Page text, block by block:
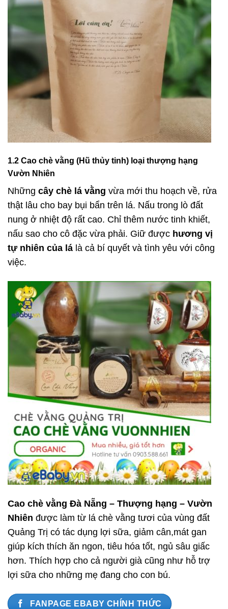
1.2 Cao chè vằng (Hũ thủy tinh) loại thượng hạng
Vườn Nhiên
Những cây chè lá vằng vừa mới thu hoạch về, rửa
thật lâu cho bay bụi bẩn trên lá. Nấu trong lò đất
nung ở nhiệt độ rất cao. Chỉ thêm nước tinh khiết,
nấu sao cho cô đặc vừa phải. Giữ được hương vị
tự nhiên của lá là cả bí quyết và tình yêu với công
việc.
Cao chè vằng Đà Nẵng – Thượng hạng – Vườn
Nhiên được làm từ lá chè vằng tươi của vùng đất
Quảng Trị có tác dụng lợi sữa, giảm cân,mát gan
giúp kích thích ăn ngon, tiêu hóa tốt, ngủ sâu giấc
hơn. Thích hợp cho cả người già cũng như hỗ trợ
lợi sữa cho những mẹ đang cho con bú.
FANPAGE EBABY CHÍNH THỨC